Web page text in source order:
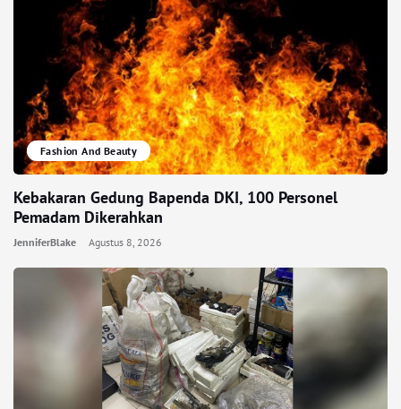
Fashion And Beauty
Kebakaran Gedung Bapenda DKI, 100 Personel
Pemadam Dikerahkan
JenniferBlake Agustus 8, 2026